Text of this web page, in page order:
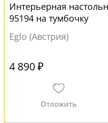
Интерьерная
95194 на тумбочку
Eglo (Австрия)
4 890 ₽